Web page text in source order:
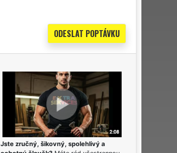
Jste zručný, šikovný, spolehlivý a